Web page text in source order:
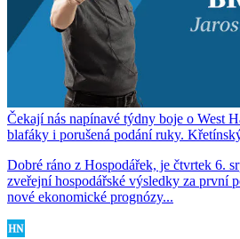
Čekají nás napínavé týdny boje o West
blafáky i porušená podání ruky.
Dobré ráno z Hospodářek, je čtvrtek 6.
zveřejní hospodářské výsledky za první
nové ekonomické prognózy...